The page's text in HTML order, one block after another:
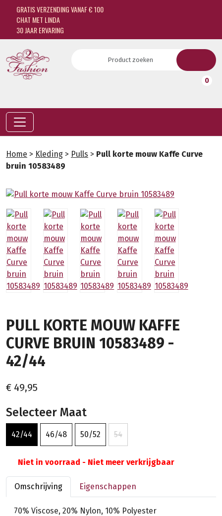
GRATIS VERZENDING VANAF € 100
CHAT MET LINDA
30 JAAR ERVARING
0
Home > Kleding > Pulls > Pull korte mouw Kaffe Curve
bruin 10583489
PULL KORTE MOUW KAFFE
CURVE BRUIN 10583489 -
42/44
€ 49,95
Selecteer Maat
42/44 46/48 50/52 54
Niet in voorraad - Niet meer verkrijgbaar
Omschrijving Eigenschappen
70% Viscose, 20% Nylon, 10% Polyester